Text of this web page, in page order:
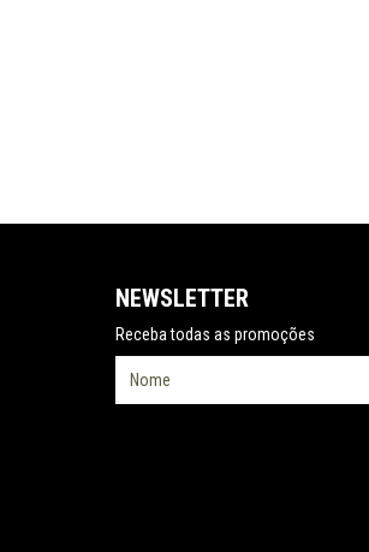
NEWSLETTER
Receba todas as promoções